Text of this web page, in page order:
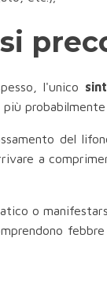
l'unico
del
a
o